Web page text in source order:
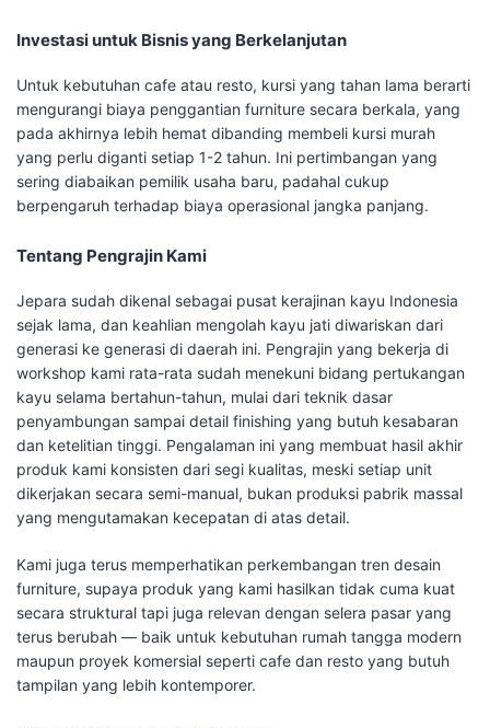
Investasi untuk Bisnis yang Berkelanjutan
Untuk kebutuhan cafe atau resto, kursi yang tahan lama berarti
mengurangi biaya penggantian furniture secara berkala, yang
pada akhirnya lebih hemat dibanding membeli kursi murah
yang perlu diganti setiap 1-2 tahun. Ini pertimbangan yang
sering diabaikan pemilik usaha baru, padahal cukup
berpengaruh terhadap biaya operasional jangka panjang.
Tentang Pengrajin Kami
Jepara sudah dikenal sebagai pusat kerajinan kayu Indonesia
sejak lama, dan keahlian mengolah kayu jati diwariskan dari
generasi ke generasi di daerah ini. Pengrajin yang bekerja di
workshop kami rata-rata sudah menekuni bidang pertukangan
kayu selama bertahun-tahun, mulai dari teknik dasar
penyambungan sampai detail finishing yang butuh kesabaran
dan ketelitian tinggi. Pengalaman ini yang membuat hasil akhir
produk kami konsisten dari segi kualitas, meski setiap unit
dikerjakan secara semi-manual, bukan produksi pabrik massal
yang mengutamakan kecepatan di atas detail.
Kami juga terus memperhatikan perkembangan tren desain
furniture, supaya produk yang kami hasilkan tidak cuma kuat
secara struktural tapi juga relevan dengan selera pasar yang
terus berubah — baik untuk kebutuhan rumah tangga modern
maupun proyek komersial seperti cafe dan resto yang butuh
tampilan yang lebih kontemporer.